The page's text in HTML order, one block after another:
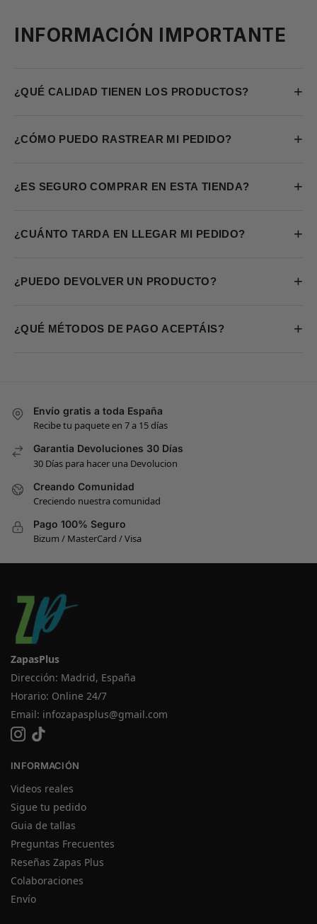
INFORMACIÓN IMPORTANTE
¿QUÉ CALIDAD TIENEN LOS PRODUCTOS? +
¿CÓMO PUEDO RASTREAR MI PEDIDO? +
¿ES SEGURO COMPRAR EN ESTA TIENDA? +
¿CUÁNTO TARDA EN LLEGAR MI PEDIDO? +
¿PUEDO DEVOLVER UN PRODUCTO? +
¿QUÉ MÉTODOS DE PAGO ACEPTÁIS? +
Envío gratis a toda España
Recibe tu paquete en 7 a 15 días
Garantia Devoluciones 30 Días
30 Días para hacer una Devolucion
Creando Comunidad
Creciendo nuestra comunidad
Pago 100% Seguro
Bizum / MasterCard / Visa
ZapasPlus
Dirección: Madrid, España
Horario: Online 24/7
Email: infozapasplus@gmail.com
INFORMACIÓN
Videos reales
Sigue tu pedido
Guia de tallas
Preguntas Frecuentes
Reseñas Zapas Plus
Colaboraciones
Envío